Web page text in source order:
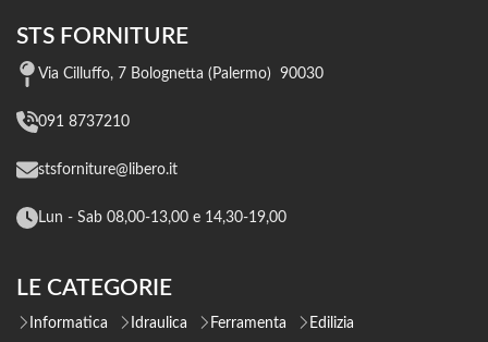
STS FORNITURE
Via Cilluffo, 7 Bolognetta (Palermo) 90030
091 8737210
stsforniture@libero.it
Lun - Sab 08,00-13,00 e 14,30-19,00
LE CATEGORIE
Informatica Idraulica Ferramenta Edilizia